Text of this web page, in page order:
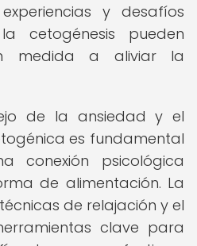
y desafíos
cetogénesis pueden
medida a aliviar la
de la ansiedad y el
es fundamental
conexión psicológica
de alimentación. La
de relajación y el
clave para